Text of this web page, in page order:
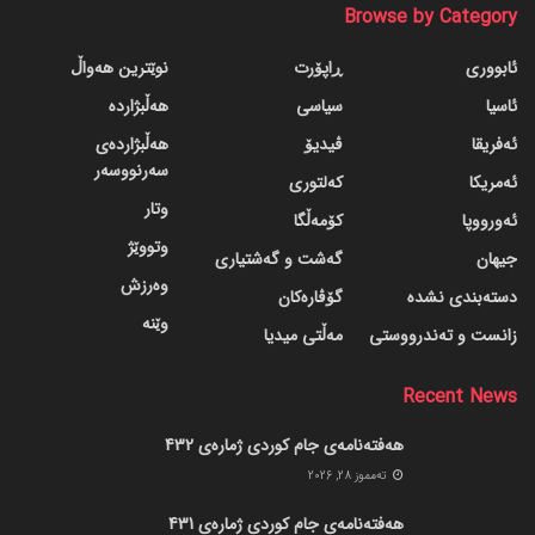
Browse by Category
ئابووری
ئاسیا
ئەفریقا
ئەمریکا
ئەورووپا
جیهان
دسته‌بندی نشده
زانست و تەندرووستی
ڕاپۆرت
سیاسی
ڤیدیۆ
کەلتوری
کۆمەڵگا
گه‌شت و گه‌شتیاری
گۆڤاره‌کان
مەڵتی میدیا
نوێترین هەواڵ
هەڵبژاردە
هەڵبژاردەی
سەرنووسەر
وتار
وتووێژ
وەرزش
وێنە
Recent News
هەفتەنامەی جام کوردی ژمارەی 432
ته‌مموز 28, 2026
هەفتەنامەی جام کوردی ژمارەی 431